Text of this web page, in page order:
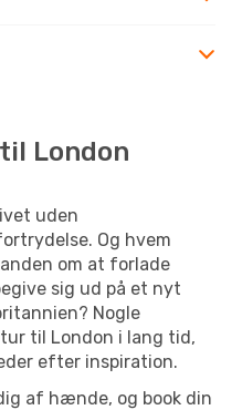
London
uden
Og hvem
om at forlade
sig ud på et nyt
Nogle
til London i lang tid,
efter inspiration.
af hænde, og book din